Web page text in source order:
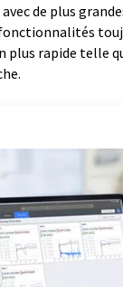
de plus
plus rapide telle